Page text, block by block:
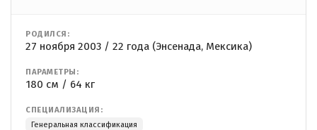
РОДИЛСЯ:
27 ноября 2003 / 22 года (Энсенада, Мексика)
ПАРАМЕТРЫ:
180 см / 64 кг
СПЕЦИАЛИЗАЦИЯ:
Генеральная классификация